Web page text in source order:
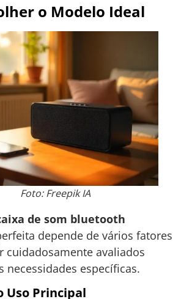
o Modelo Ideal
Foto: Freepik IA
de som bluetooth
depende de vários fatores
cuidadosamente avaliados
necessidades específicas.
Uso Principal